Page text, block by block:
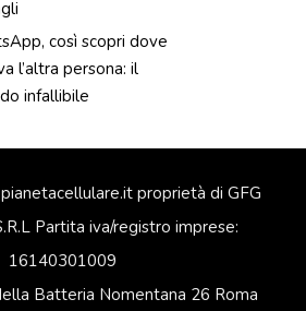
così scopri dove
l’altra persona: il
infallibile
proprietà di GFG
Partita iva/registro imprese:
16140301009
Batteria Nomentana 26 Roma